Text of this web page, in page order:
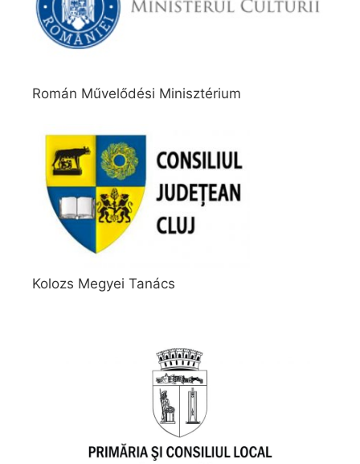
Román Művelődési Minisztérium
Kolozs Megyei Tanács